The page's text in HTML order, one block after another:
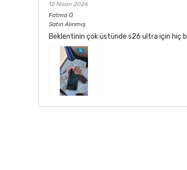
12 Nisan 2026
Fatma Ö.
Satın Alınmış
Beklentinin çok üstünde s26 ultra için hiç